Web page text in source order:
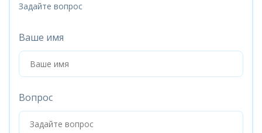
Задайте вопрос
Ваше имя
Вопрос